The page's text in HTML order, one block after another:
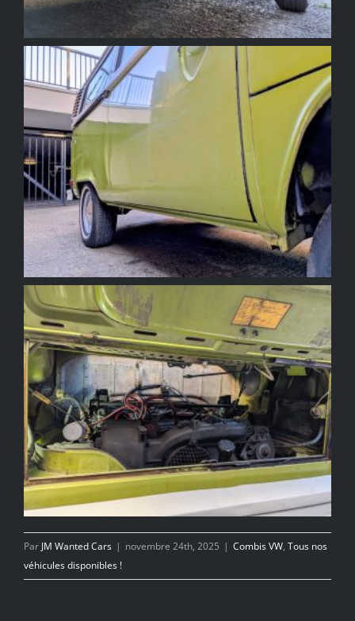
ParJM Wanted Cars | novembre 24th, 2025 | Combis VW, Tous nos
véhicules disponibles !